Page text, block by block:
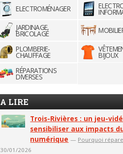
ELECTROMÉNAGER
JARDINAGE,
BRICOLAGE
PLOMBERIE-
CHAUFFAGE
BIJOUX
RÉPARATIONS
DIVERSES
A LIRE
Trois-Rivières : un jeu-
sensibiliser aux impacts
numérique — Pourquoi
30/01/2026